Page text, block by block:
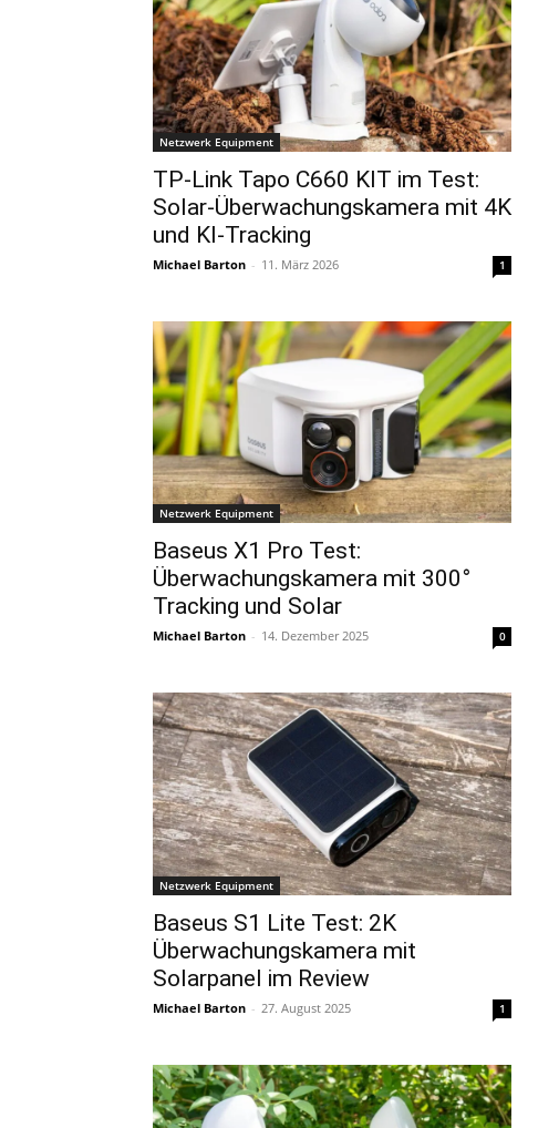
Netzwerk Equipment
TP-Link Tapo C660 KIT im Test:
Solar-Überwachungskamera mit 4K
und KI-Tracking
Michael Barton - 11. März 2026 1
Netzwerk Equipment
Baseus X1 Pro Test:
Überwachungskamera mit 300°
Tracking und Solar
Michael Barton - 14. Dezember 2025 0
Netzwerk Equipment
Baseus S1 Lite Test: 2K
Überwachungskamera mit
Solarpanel im Review
Michael Barton - 27. August 2025 1